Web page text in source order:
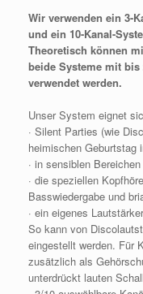
Wir verwenden ein 3-
und ein 10-Kanal-
Theoretisch können
beide Systeme mit
verwendet werden.
Unser System eignet
· Silent Parties (wie
heimischen Geburtstag
· in sensiblen
· die speziellen
Basswiedergabe und
· ein eigenes
So kann von
eingestellt werden. Für
zusätzlich als
unterdrückt lauten